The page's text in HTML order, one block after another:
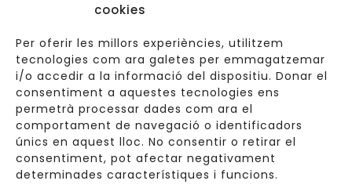
cookies
Per oferir les millors experiències, utilitzem
tecnologies com ara galetes per emmagatzemar
i/o accedir a la informació del dispositiu. Donar el
consentiment a aquestes tecnologies ens
permetrà processar dades com ara el
comportament de navegació o identificadors
únics en aquest lloc. No consentir o retirar el
consentiment, pot afectar negativament
determinades característiques i funcions.
Carrer de Valldoreix 45, 08172 Sant Cugat del Vallès
933 157 807 | 691967537
info@cuinetes.shop